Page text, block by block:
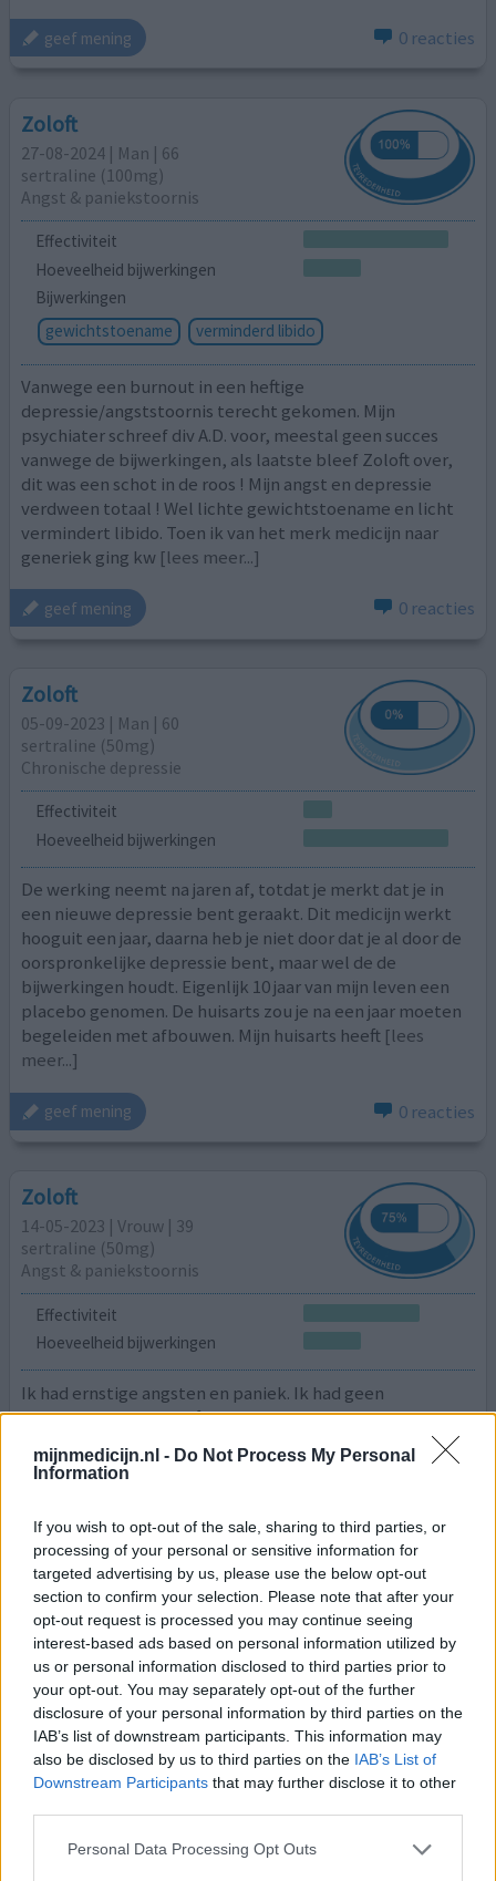
mijnmedicijn.nl - Do Not Process My Personal
Information
If you wish to opt-out of the sale, sharing to third parties, or
processing of your personal or sensitive information for
targeted advertising by us, please use the below opt-out
section to confirm your selection. Please note that after your
opt-out request is processed you may continue seeing
interest-based ads based on personal information utilized by
us or personal information disclosed to third parties prior to
your opt-out. You may separately opt-out of the further
disclosure of your personal information by third parties on the
IAB’s list of downstream participants. This information may
also be disclosed by us to third parties on the IAB’s List of
Downstream Participants that may further disclose it to other
Personal Data Processing Opt Outs
geef mening 0 reacties
Zoloft
27-08-2024 | Man | 66
sertraline (100mg)
Angst & paniekstoornis
Effectiviteit
Hoeveelheid bijwerkingen
Bijwerkingen
gewichtstoename
verminderd libido
Vanwege een burnout in een heftige
depressie/angststoornis terecht gekomen. Mijn
psychiater schreef div A.D. voor, meestal geen succes
vanwege de bijwerkingen, als laatste bleef Zoloft over,
dit was een schot in de roos ! Mijn angst en depressie
verdween totaal ! Wel lichte gewichtstoename en licht
vermindert libido. Toen ik van het merk medicijn naar
generiek ging kw [lees meer...]
geef mening 0 reacties
Zoloft
05-09-2023 | Man | 60
sertraline (50mg)
Chronische depressie
Effectiviteit
Hoeveelheid bijwerkingen
De werking neemt na jaren af, totdat je merkt dat je in
een nieuwe depressie bent geraakt. Dit medicijn werkt
hooguit een jaar, daarna heb je niet door dat je al door de
oorspronkelijke depressie bent, maar wel de de
bijwerkingen houdt. Eigenlijk 10 jaar van mijn leven een
placebo genomen. De huisarts zou je na een jaar moeten
begeleiden met afbouwen. Mijn huisarts heeft [lees
meer...]
geef mening 0 reacties
Zoloft
14-05-2023 | Vrouw | 39
sertraline (50mg)
Angst & paniekstoornis
Effectiviteit
Hoeveelheid bijwerkingen
Ik had ernstige angsten en paniek. Ik had geen
bijwerkingen van Zoloft door te beginnen met een heel
lage dosering in vloeibare vorm en dat heel langzaam op
te bouwen naar 50mg wat ik uiteindelijk in pilvorm nam.
gekomen omdat mijn dieet me minder kon schelen.
geef mening 0 reacties
Zoloft
11-05-2023 | Vrouw | 69
sertraline (50mg)
Depressie
Effectiviteit
Hoeveelheid bijwerkingen